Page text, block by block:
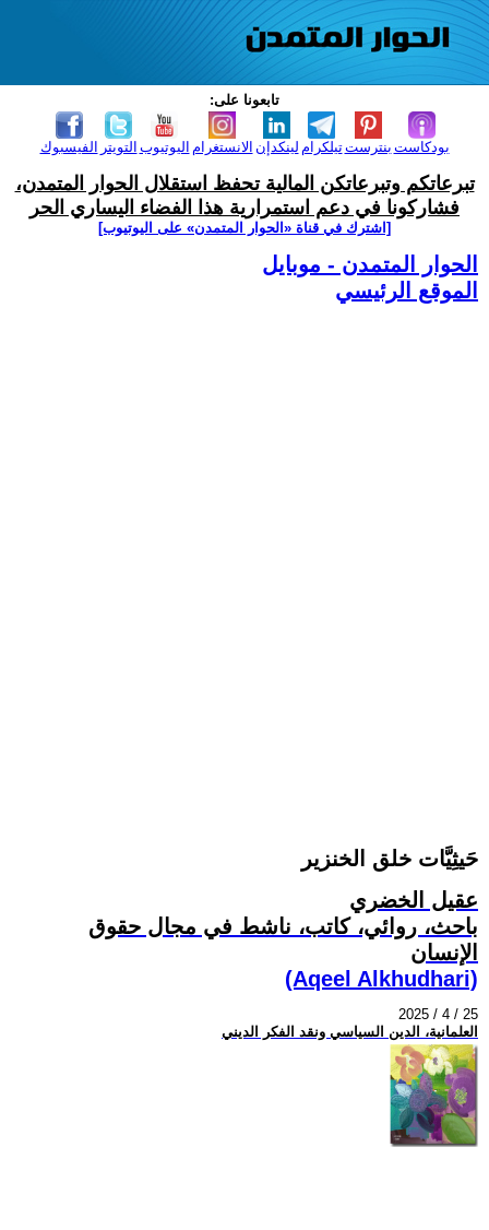
تابعونا على:
الفيسبوك التويتر اليوتيوب الانستغرام لينكدإن تيلكرامبنترست بودكاست
تبرعاتكم وتبرعاتكن المالية تحفظ استقلال الحوار المتمدن،
فشاركونا في دعم استمرارية هذا الفضاء اليساري الحر
[اشترك في قناة ‫«الحوار المتمدن» على اليوتيوب]
الحوار المتمدن - موبايل
الموقع الرئيسي
حَيثِيَّات خلق الخنزير
عقيل الخضري
باحث، روائي، كاتب، ناشط في مجال حقوق
الإنسان
(Aqeel Alkhudhari)
2025 / 4 / 25
العلمانية، الدين السياسي ونقد الفكر الديني